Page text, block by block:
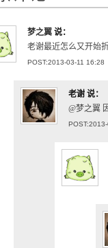
梦之翼 说：
老谢最近怎么又开始
POST:2013-03-11 16:28
老谢 说：
@梦之翼